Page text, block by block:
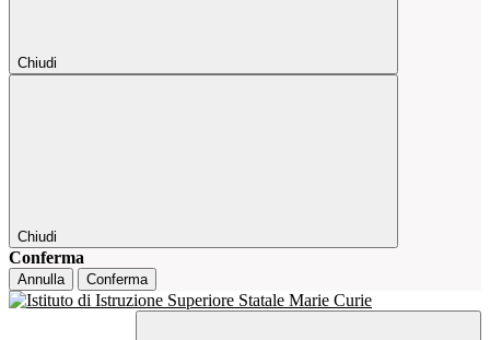
Chiudi
Chiudi
Conferma
Annulla Conferma